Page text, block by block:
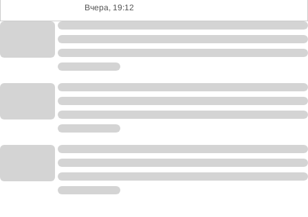
Вчера, 19:12